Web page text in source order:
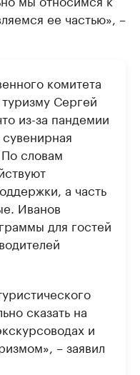
ее частью», –
комитета
Сергей
из-за пандемии
словам
а часть
Иванов
для гостей
сказать на
и
– заявил